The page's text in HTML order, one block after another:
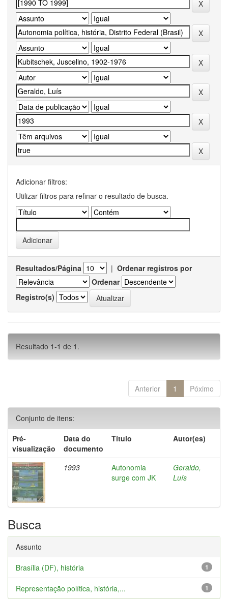
Adicionar filtros:
Utilizar filtros para refinar o resultado de busca.
Resultados/Página | Ordenar registros por
Ordenar
Registro(s)
Resultado 1-1 de 1.
Anterior 1 Póximo
Conjunto de itens:
Pré-
visualização
Data do
documento
Título Autor(es)
1993
Autonomia
surge com JK
Geraldo,
Luís
Busca
Assunto
1
Brasília (DF), história
1
Representação política, história,...